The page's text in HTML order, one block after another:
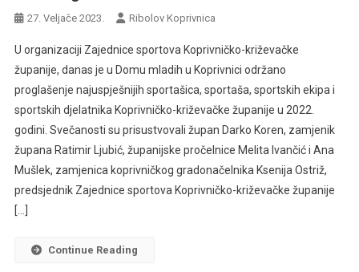
27. Veljače 2023. Ribolov Koprivnica
U organizaciji Zajednice sportova Koprivničko-križevačke
županije, danas je u Domu mladih u Koprivnici održano
proglašenje najuspješnijih sportašica, sportaša, sportskih ekipa i
sportskih djelatnika Koprivničko-križevačke županije u 2022.
godini. Svečanosti su prisustvovali župan Darko Koren, zamjenik
župana Ratimir Ljubić, županijske pročelnice Melita Ivančić i Ana
Mušlek, zamjenica koprivničkog gradonačelnika Ksenija Ostriž,
predsjednik Zajednice sportova Koprivničko-križevačke županije
[…]
Continue Reading